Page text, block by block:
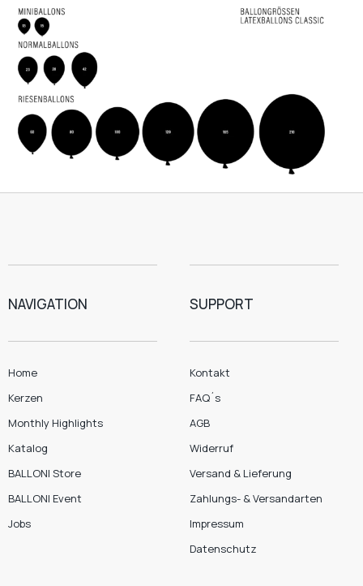
NAVIGATION
Home
Kerzen
Monthly Highlights
Katalog
BALLONI Store
BALLONI Event
Jobs
SUPPORT
Kontakt
FAQ´s
AGB
Widerruf
Versand & Lieferung
Zahlungs- & Versandarten
Impressum
Datenschutz